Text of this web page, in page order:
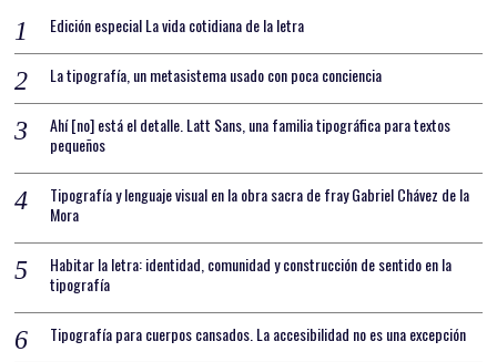
Edición especial La vida cotidiana de la letra
La tipografía, un metasistema usado con poca conciencia
Ahí [no] está el detalle. Latt Sans, una familia tipográfica para textos
pequeños
Tipografía y lenguaje visual en la obra sacra de fray Gabriel Chávez de la
Mora
Habitar la letra: identidad, comunidad y construcción de sentido en la
tipografía
Tipografía para cuerpos cansados. La accesibilidad no es una excepción